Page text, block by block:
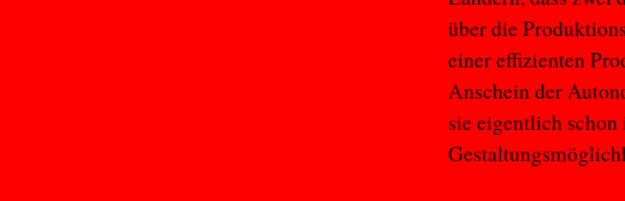
über die
einer effizienten
Anschein der
sie eigentlich